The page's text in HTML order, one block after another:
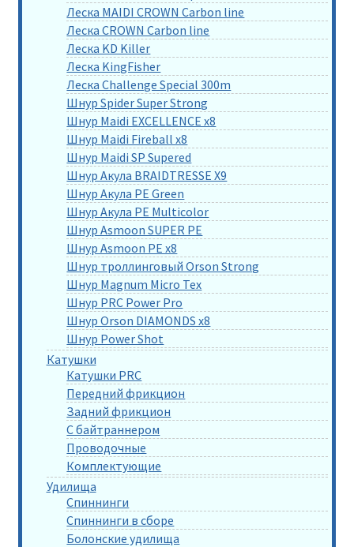
Леска MAIDI CROWN Carbon line
Леска CROWN Carbon line
Леска KD Killer
Леска KingFisher
Леска Challenge Special 300m
Шнур Spider Super Strong
Шнур Maidi EXCELLENCE x8
Шнур Maidi Fireball x8
Шнур Maidi SP Supered
Шнур Акула BRAIDTRESSE X9
Шнур Акула PE Green
Шнур Акула PE Multicolor
Шнур Asmoon SUPER PE
Шнур Asmoon PE x8
Шнур троллинговый Orson Strong
Шнур Magnum Micro Tex
Шнур PRC Power Pro
Шнур Orson DIAMONDS x8
Шнур Power Shot
Катушки
Катушки PRC
Передний фрикцион
Задний фрикцион
С байтраннером
Проводочные
Комплектующие
Удилища
Спиннинги
Спиннинги в сборе
Болонские удилища